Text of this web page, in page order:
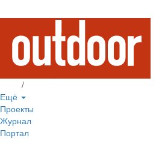
/
Ещё
Проекты
Журнал
Портал